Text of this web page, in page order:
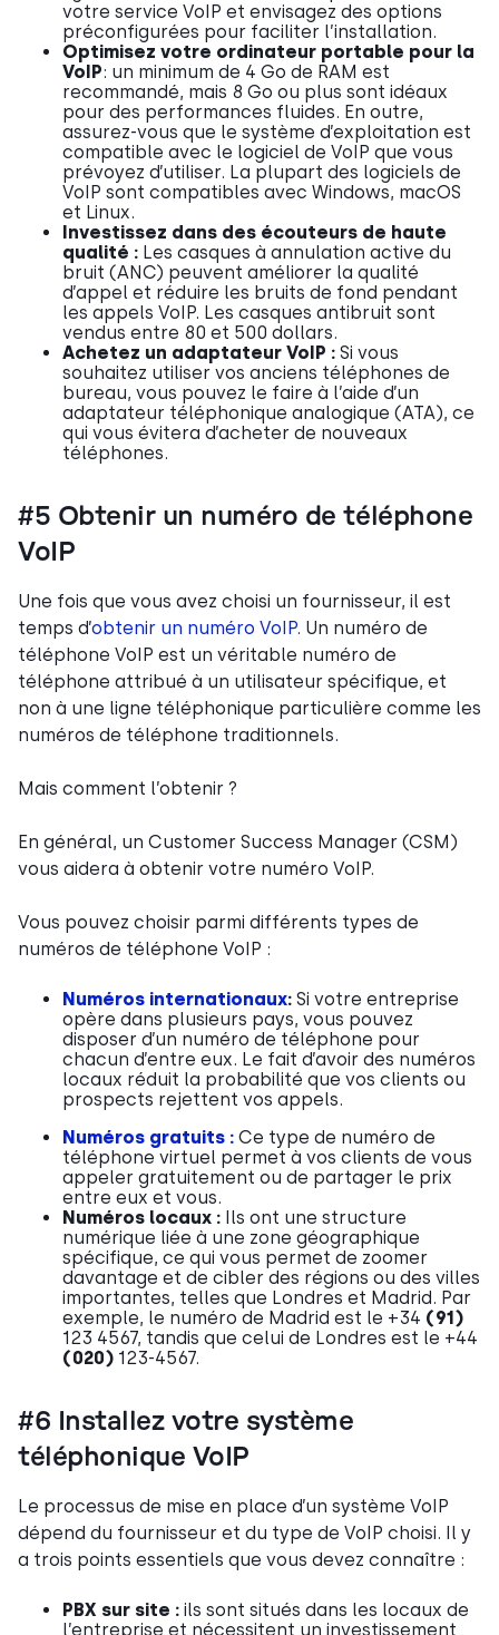
votre service VoIP et envisagez des options
préconfigurées pour faciliter l’installation.
Optimisez votre ordinateur portable pour la
VoIP: un minimum de 4 Go de RAM est
recommandé, mais 8 Go ou plus sont idéaux
pour des performances fluides. En outre,
assurez-vous que le système d’exploitation est
compatible avec le logiciel de VoIP que vous
prévoyez d’utiliser. La plupart des logiciels de
VoIP sont compatibles avec Windows, macOS
et Linux.
Investissez dans des écouteurs de haute
qualité : Les casques à annulation active du
bruit (ANC) peuvent améliorer la qualité
d’appel et réduire les bruits de fond pendant
les appels VoIP. Les casques antibruit sont
vendus entre 80 et 500 dollars.
Achetez un adaptateur VoIP : Si vous
souhaitez utiliser vos anciens téléphones de
bureau, vous pouvez le faire à l’aide d’un
adaptateur téléphonique analogique (ATA), ce
qui vous évitera d’acheter de nouveaux
téléphones.
#5 Obtenir un numéro de téléphone
VoIP
Une fois que vous avez choisi un fournisseur, il est
temps d’obtenir un numéro VoIP. Un numéro de
téléphone VoIP est un véritable numéro de
téléphone attribué à un utilisateur spécifique, et
non à une ligne téléphonique particulière comme les
numéros de téléphone traditionnels.
Mais comment l’obtenir ?
En général, un Customer Success Manager (CSM)
vous aidera à obtenir votre numéro VoIP.
Vous pouvez choisir parmi différents types de
numéros de téléphone VoIP :
Numéros internationaux: Si votre entreprise
opère dans plusieurs pays, vous pouvez
disposer d’un numéro de téléphone pour
chacun d’entre eux. Le fait d’avoir des numéros
locaux réduit la probabilité que vos clients ou
prospects rejettent vos appels.
Numéros gratuits : Ce type de numéro de
téléphone virtuel permet à vos clients de vous
appeler gratuitement ou de partager le prix
entre eux et vous.
Numéros locaux : Ils ont une structure
numérique liée à une zone géographique
spécifique, ce qui vous permet de zoomer
davantage et de cibler des régions ou des villes
importantes, telles que Londres et Madrid. Par
exemple, le numéro de Madrid est le +34 (91)
123 4567, tandis que celui de Londres est le +44
(020) 123-4567.
#6 Installez votre système
téléphonique VoIP
Le processus de mise en place d’un système VoIP
dépend du fournisseur et du type de VoIP choisi. Il y
a trois points essentiels que vous devez connaître :
PBX sur site : ils sont situés dans les locaux de
l’entreprise et nécessitent un investissement